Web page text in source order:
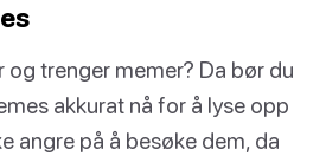
trenger memer? Da bør du
akkurat nå for å lyse opp
angre på å besøke dem, da